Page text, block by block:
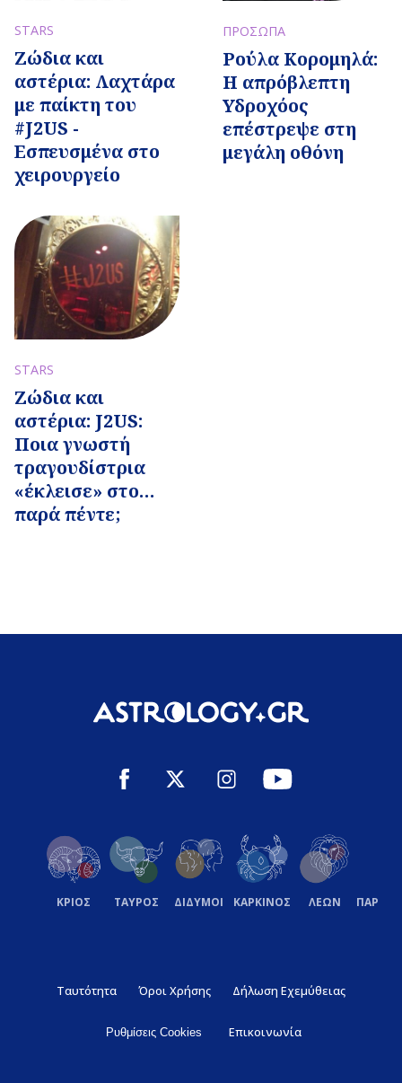
STARS
Ζώδια και
αστέρια: Λαχτάρα
με παίκτη του
#J2US -
Εσπευσμένα στο
χειρουργείο
ΠΡΟΣΩΠΑ
Ρούλα Κορομηλά:
Η απρόβλεπτη
Υδροχόος
επέστρεψε στη
μεγάλη οθόνη
STARS
Ζώδια και
αστέρια: J2US:
Ποια γνωστή
τραγουδίστρια
«έκλεισε» στο…
παρά πέντε;
ΚΡΙΟΣ ΤΑΥΡΟΣ ΔΙΔΥΜΟΙ ΚΑΡΚΙΝΟΣ ΛΕΩΝ
Ταυτότητα Όροι Χρήσης Δήλωση Εχεμύθειας
Ρυθμίσεις Cookies Επικοινωνία